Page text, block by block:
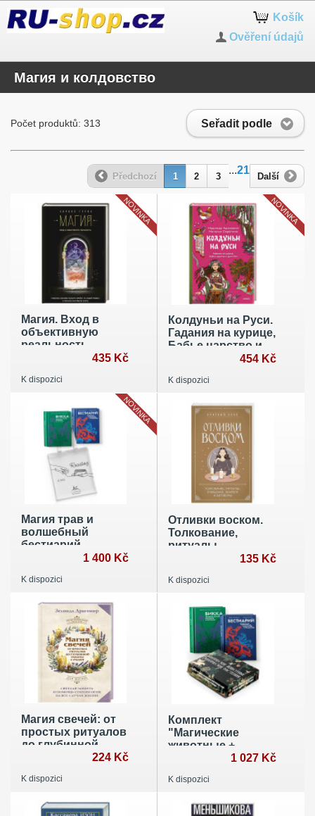
Košík
Ověření údajů
Магия и колдовство
Seřadit podle
Počet produktů: 313
Předchozí 1 2 3
...21
Další
Магия. Вход в
объективную
реальность
435 Kč
K dispozici
NOVINKA
Колдуньи на Руси.
Гадания на курице,
Бабье царство и
454 Kč
K dispozici
NOVINKA
Магия трав и
волшебный
бестиарий.
книг с шоппером
1 400 Kč
K dispozici
NOVINKA
Отливки воском.
Толкование,
ритуалы,
заговоры
135 Kč
K dispozici
Магия свечей: от
простых ритуалов
до глубинной
работы с родом.
помощь стихии
жизни
224 Kč
K dispozici
Комплект
"Магические
животные +
Магические1 027 Kč
K dispozici